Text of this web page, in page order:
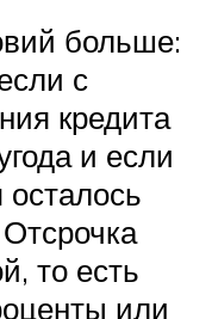
больше:
с
кредита
и если
то есть
или